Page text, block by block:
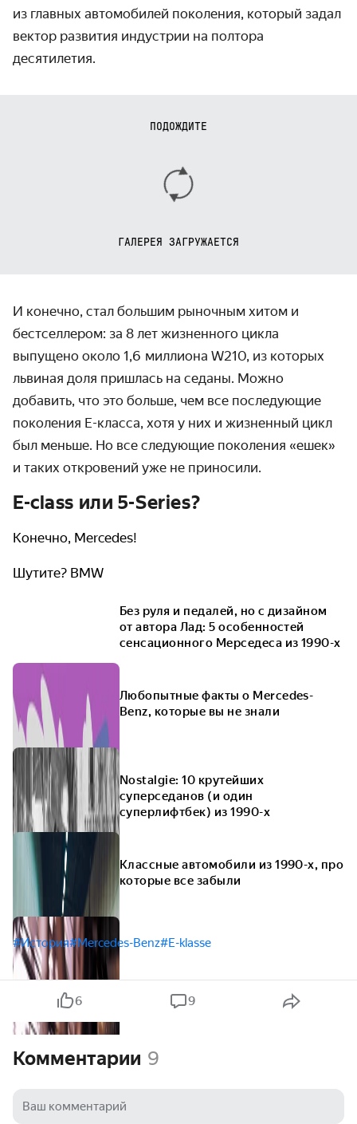
из главных автомобилей поколения, который задал
вектор развития индустрии на полтора
десятилетия.
ПОДОЖДИТЕ
ГАЛЕРЕЯ ЗАГРУЖАЕТСЯ
И конечно, стал большим рыночным хитом и
бестселлером: за 8 лет жизненного цикла
выпущено около 1,6 миллиона W210, из которых
львиная доля пришлась на седаны. Можно
добавить, что это больше, чем все последующие
поколения E-класса, хотя у них и жизненный цикл
был меньше. Но все следующие поколения «ешек»
и таких откровений уже не приносили.
E-class или 5-Series?
Конечно, Mercedes!
Шутите? BMW
Без руля и педалей, но с дизайном
от автора Лад: 5 особенностей
сенсационного Мерседеса из 1990-х
Любопытные факты о Mercedes-
Benz, которые вы не знали
Nostalgie: 10 крутейших
суперседанов (и один
суперлифтбек) из 1990-х
Классные автомобили из 1990-х, про
которые все забыли
#История#Mercedes-Benz#E-klasse
6 9
Комментарии 9